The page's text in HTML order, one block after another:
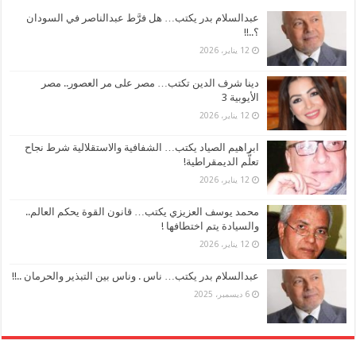
عبدالسلام بدر يكتب… هل فرَّط عبدالناصر في السودان
؟..!!
12 يناير، 2026
دينا شرف الدين تكتب… مصر على مر العصور.. مصر
الأيوبية 3
12 يناير، 2026
ابراهيم الصياد يكتب… الشفافية والاستقلالية شرط نجاح
تعلُّم الديمقراطية!
12 يناير، 2026
محمد يوسف العزيزي يكتب… قانون القوة يحكم العالم..
والسيادة يتم اختطافها !
12 يناير، 2026
عبدالسلام بدر يكتب… ناس . وناس بين التبذير والحرمان ..!!
6 ديسمبر، 2025